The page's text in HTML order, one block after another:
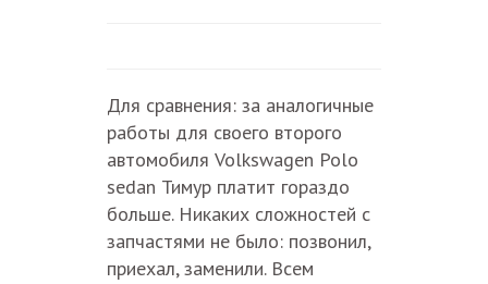
Для сравнения: за аналогичные
работы для своего второго
автомобиля Volkswagen Polo
sedan Тимур платит гораздо
больше. Никаких сложностей с
запчастями не было: позвонил,
приехал, заменили. Всем